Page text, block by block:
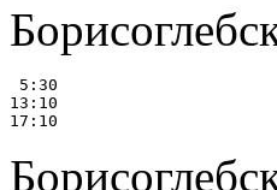
5:30
13:10